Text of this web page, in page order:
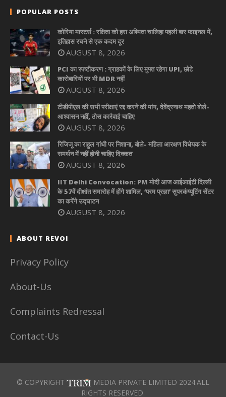
POPULAR POSTS
कोरिया मास्टर्स : रक्षिता को हरा अश्मिता चालिहा पहली बार फाइनल में,
इतिहास रचने से एक कदम दूर
AUGUST 8, 2026
PCI का स्पष्टीकरण : ग्राहकों के लिए मुफ्त रहेगा UPI, छोटे
कारोबारियों पर भी MDR नहीं
AUGUST 8, 2026
टीडीपीएल की सभी परीक्षाएं रद्द करने की मांग, देवेंद्रनाथ महतो बोले-
आश्वासन नहीं, ठोस कार्रवाई चाहिए
AUGUST 8, 2026
रिजिजू का राहुल गांधी पर निशाना, बोले- महिला आरक्षण विधेयक के
समर्थन में नहीं होनी चाहिए दिक्कत
AUGUST 8, 2026
IIT Delhi Convocation: PM मोदी आज आईआईटी दिल्ली
के 57वें दीक्षांत समारोह में होंगे शामिल, ‘परम प्रज्ञा’ सुपरकंप्यूटिंग सेंटर
का करेंगे उद्घाटन
AUGUST 8, 2026
ABOUT REVOI
Privacy Policy
About-Us
Complaints Redressal
Contact-Us
© COPYRIGHT
MEDIA PRIVATE LIMITED 2024.ALL
RIGHTS RESERVED.